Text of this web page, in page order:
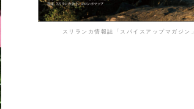
スリランカ情報誌「スパイスアップマガジン」